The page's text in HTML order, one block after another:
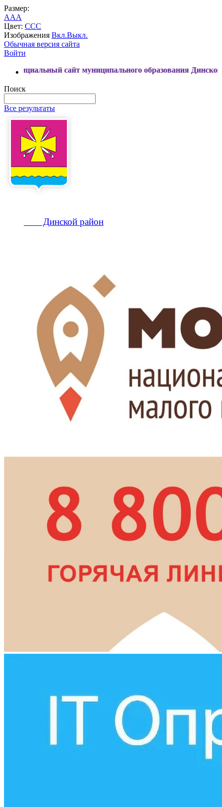
Размер:
AAA
Цвет: CCC
Изображения Вкл.Выкл.
Обычная версия сайта
Войти
сайт муниципального образования Динской район
Поиск
Все результаты
Динской район